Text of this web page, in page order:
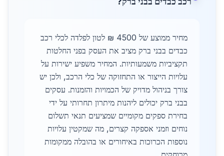
מחיר ממוצע של 4500 ₪ לטון לפלדה לכלי רכב
כבדים בבני ברק מציב את העסק בפני החלטות
תקציביות משמעותיות. המחיר משפיע ישירות על
עלויות הייצור או התחזוקה של כלי הרכב, ולכן יש
צורך בניהול מדויק של הכמויות והזמנות. עסקים
בבני ברק יכולים ליהנות מיתרון תחרותי על ידי
בחירת ספקים מקומיים שמציעים תנאי תשלום
נוחים וזמני אספקה קצרים, מה שמקטין עלויות
נוספות הכרוכות באיחורים או בהובלה ממקומות